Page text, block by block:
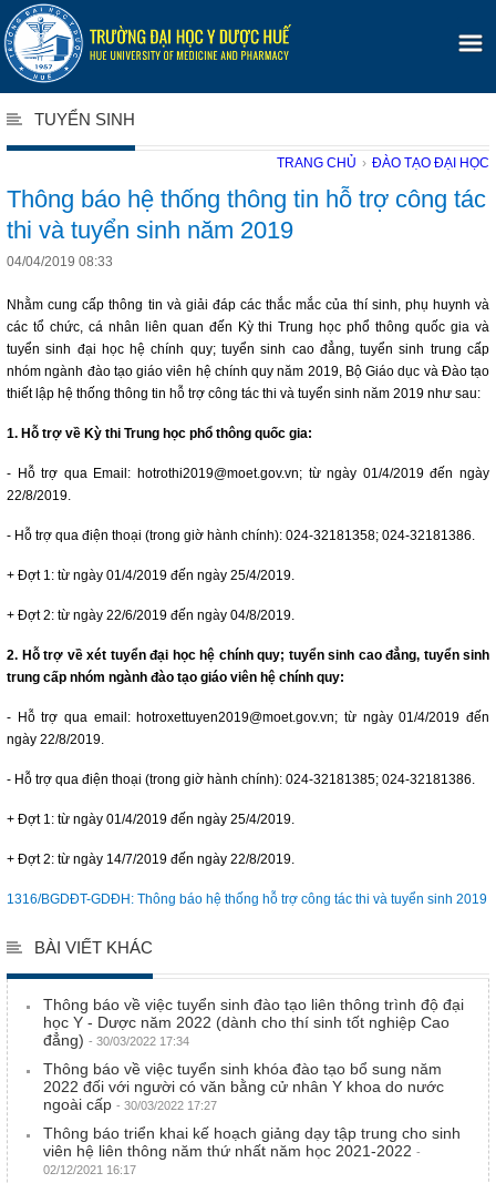
TUYỂN SINH
TRANG CHỦ › ĐÀO TẠO ĐẠI HỌC
Thông báo hệ thống thông tin hỗ trợ công tác
thi và tuyển sinh năm 2019
04/04/2019 08:33
Nhằm cung cấp thông tin và giải đáp các thắc mắc của thí sinh, phụ huynh và
các tổ chức, cá nhân liên quan đến Kỳ thi Trung học phổ thông quốc gia và
tuyển sinh đại học hệ chính quy; tuyển sinh cao đẳng, tuyển sinh trung cấp
nhóm ngành đào tạo giáo viên hệ chính quy năm 2019, Bộ Giáo dục và Đào tạo
thiết lập hệ thống thông tin hỗ trợ công tác thi và tuyển sinh năm 2019 như sau:
1. Hỗ trợ về Kỳ thi Trung học phổ thông quốc gia:
- Hỗ trợ qua Email: hotrothi2019@moet.gov.vn; từ ngày 01/4/2019 đến ngày
22/8/2019.
- Hỗ trợ qua điện thoại (trong giờ hành chính): 024-32181358; 024-32181386.
+ Đợt 1: từ ngày 01/4/2019 đến ngày 25/4/2019.
+ Đợt 2: từ ngày 22/6/2019 đến ngày 04/8/2019.
2. Hỗ trợ về xét tuyển đại học hệ chính quy; tuyển sinh cao đẳng, tuyển sinh
trung cấp nhóm ngành đào tạo giáo viên hệ chính quy:
- Hỗ trợ qua email: hotroxettuyen2019@moet.gov.vn; từ ngày 01/4/2019 đến
ngày 22/8/2019.
- Hỗ trợ qua điện thoại (trong giờ hành chính): 024-32181385; 024-32181386.
+ Đợt 1: từ ngày 01/4/2019 đến ngày 25/4/2019.
+ Đợt 2: từ ngày 14/7/2019 đến ngày 22/8/2019.
1316/BGDĐT-GDĐH: Thông báo hệ thống hỗ trợ công tác thi và tuyển sinh 2019
BÀI VIẾT KHÁC
Thông báo về việc tuyển sinh đào tạo liên thông trình độ đại
học Y - Dược năm 2022 (dành cho thí sinh tốt nghiệp Cao
đẳng) - 30/03/2022 17:34
Thông báo về việc tuyển sinh khóa đào tạo bổ sung năm
2022 đối với người có văn bằng cử nhân Y khoa do nước
ngoài cấp - 30/03/2022 17:27
Thông báo triển khai kế hoạch giảng dạy tập trung cho sinh
viên hệ liên thông năm thứ nhất năm học 2021-2022 -
02/12/2021 16:17